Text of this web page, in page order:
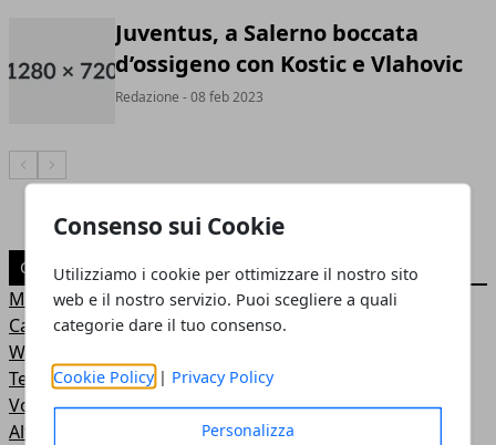
Consenso sui Cookie
Utilizziamo i cookie per ottimizzare il nostro sito
web e il nostro servizio. Puoi scegliere a quali
categorie dare il tuo consenso.
Cookie Policy | Privacy Policy
Personalizza
Juventus, a Salerno boccata
d’ossigeno con Kostic e Vlahovic
Redazione - 08 feb 2023
Articolo Precedente
Articolo Successivo
CATEGORIE
Motori
Calcio
Wrestling
Tennis
Volley
Altri Sport